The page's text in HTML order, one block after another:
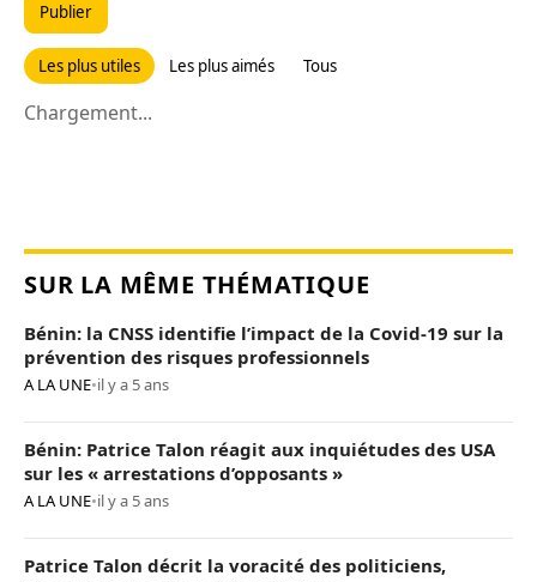
Publier
Les plus utiles Les plus aimés Tous
Chargement...
SUR LA MÊME THÉMATIQUE
Bénin: la CNSS identifie l’impact de la Covid-19 sur la
prévention des risques professionnels
A LA UNE•il y a 5 ans
Bénin: Patrice Talon réagit aux inquiétudes des USA
sur les « arrestations d’opposants »
A LA UNE•il y a 5 ans
Patrice Talon décrit la voracité des politiciens,